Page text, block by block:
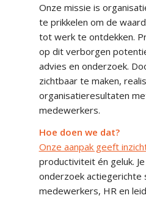
Onze missie is
te prikkelen om de
tot werk te ontdekken.
op dit verborgen
advies en onderzoek.
zichtbaar te maken,
organisatieresultaten
medewerkers.
Hoe doen we dat?
Onze aanpak geeft
productiviteit én geluk.
onderzoek
medewerkers, HR en